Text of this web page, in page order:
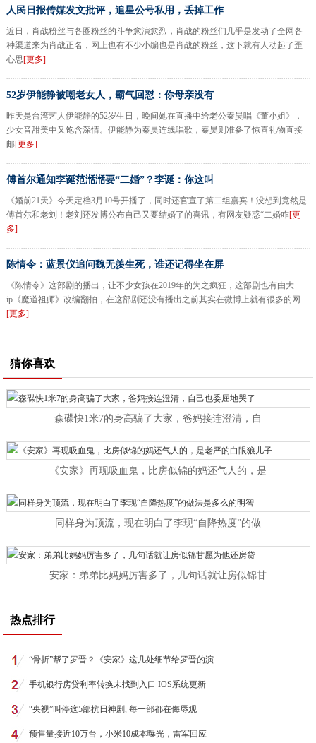
人民日报传媒发文批评，追星公号私用，丢掉工作
近日，肖战粉丝与各圈粉丝的斗争愈演愈烈，肖战的粉丝们几乎是发动了全网各
种渠道来为肖战正名，网上也有不少小编也是肖战的粉丝，这下就有人动起了歪
心思[更多]
52岁伊能静被嘲老女人，霸气回怼：你母亲没有
昨天是台湾艺人伊能静的52岁生日，晚间她在直播中给老公秦昊唱《董小姐》，
少女音甜美中又饱含深情。伊能静为秦昊连线唱歌，秦昊则准备了惊喜礼物直接
邮[更多]
傅首尔通知李诞范湉湉要“二婚”？李诞：你这叫
《婚前21天》今天定档3月10号开播了，同时还官宣了第二组嘉宾！没想到竟然是
傅首尔和老刘！老刘还发博公布自己又要结婚了的喜讯，有网友疑惑“二婚咋[更
多]
陈情令：蓝景仪追问魏无羡生死，谁还记得坐在屏
《陈情令》这部剧的播出，让不少女孩在2019年的为之疯狂，这部剧也有由大
ip《魔道祖师》改编翻拍，在这部剧还没有播出之前其实在微博上就有很多的网
[更多]
猜你喜欢
森碟快1米7的身高骗了大家，爸妈接连澄清，自
《安家》再现吸血鬼，比房似锦的妈还气人的，是
同样身为顶流，现在明白了李现“自降热度”的做
安家：弟弟比妈妈厉害多了，几句话就让房似锦甘
热点排行
“骨折”帮了罗晋？《安家》这几处细节给罗晋的演
手机银行房贷利率转换未找到入口 IOS系统更新
“央视”叫停这5部抗日神剧, 每一部都在侮辱观
预售量接近10万台，小米10成本曝光，雷军回应